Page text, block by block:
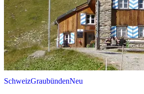
SchweizGraubündenNeu